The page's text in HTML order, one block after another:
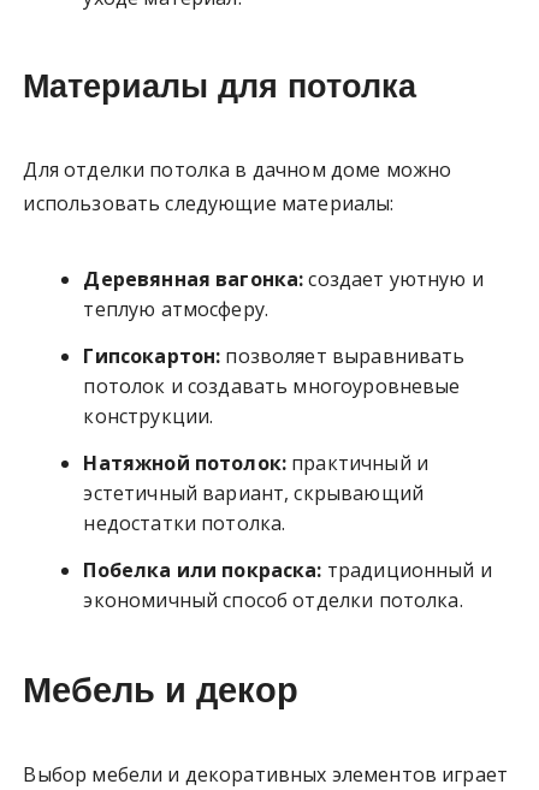
Материалы для потолка
Для отделки потолка в дачном доме можно
использовать следующие материалы:
Деревянная вагонка:создает уютную и
теплую атмосферу.
Гипсокартон: позволяет выравнивать
потолок и создавать многоуровневые
конструкции.
Натяжной потолок: практичный и
эстетичный вариант, скрывающий
недостатки потолка.
Побелка или покраска: традиционный и
экономичный способ отделки потолка.
Мебель и декор
Выбор мебели и декоративных элементов играет